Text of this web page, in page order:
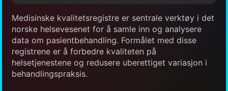
Medisinske kvalitetsregistre er sentrale verktøy i det
norske helsevesenet for å samle inn og analysere
data om pasientbehandling. Formålet med disse
registrene er å forbedre kvaliteten på
helsetjenestene og redusere uberettiget variasjon i
behandlingspraksis.